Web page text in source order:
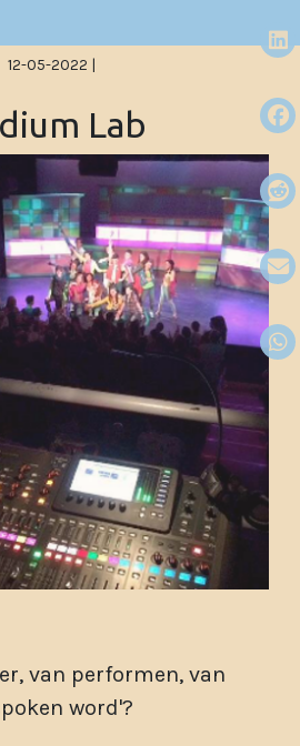
12-05-2022 |
Lab
van performen, van
word'?